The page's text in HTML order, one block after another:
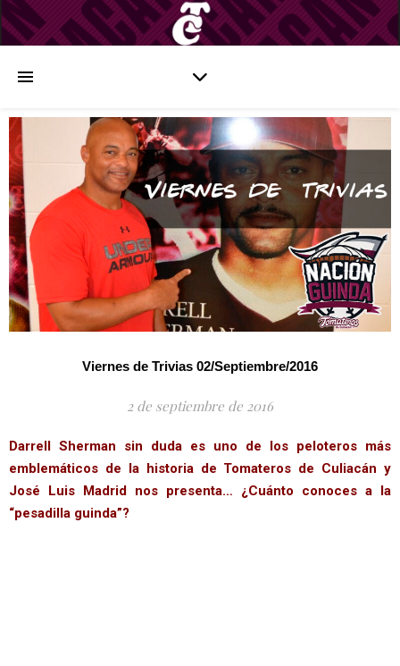
Viernes de Trivias 02/Septiembre/2016
2 de septiembre de 2016
Darrell Sherman sin duda es uno de los peloteros más
emblemáticos de la historia de Tomateros de Culiacán y
José Luis Madrid nos presenta… ¿Cuánto conoces a la
“pesadilla guinda”?